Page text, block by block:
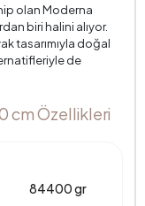
olan Moderna
biri halini alıyor.
tasarımıyla doğal
de
cm Özellikleri
84400 gr